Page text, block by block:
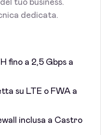
tuo business.
dedicata.
fino a 2,5 Gbps a
su LTE o FWA a
inclusa a Castro